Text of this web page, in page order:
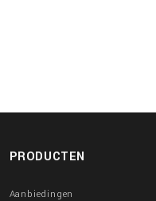
PRODUCTEN
Aanbiedingen